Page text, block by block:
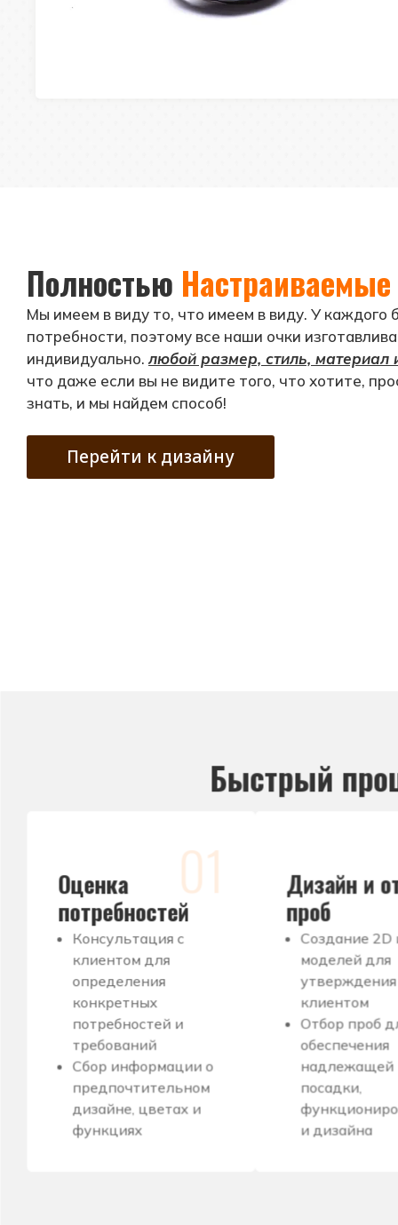
Полностью
Мы имеем в виду то, что имеем в виду. У каждого
потребности, поэтому все наши очки
индивидуально. любой размер, стиль, материал
что даже если вы не видите того, что хотите,
знать, и мы найдем способ!
Перейти к дизайну
Быстрый
01
Оценка
потребностей
Консультация с
клиентом для
определения
конкретных
потребностей и
требований
Сбор информации о
предпочтительном
дизайне, цветах и
функциях
Дизайн и
проб
Создание 2D
моделей для
утверждения
клиентом
Отбор проб
обеспечения
надлежащей
посадки,
и дизайна